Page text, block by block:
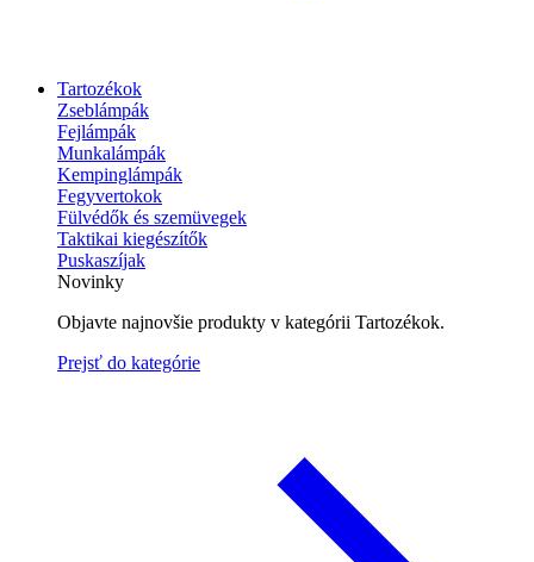
Tartozékok
Zseblámpák
Fejlámpák
Munkalámpák
Kempinglámpák
Fegyvertokok
Fülvédők és szemüvegek
Taktikai kiegészítők
Puskaszíjak
Novinky
Objavte najnovšie produkty v kategórii Tartozékok.
Prejsť do kategórie